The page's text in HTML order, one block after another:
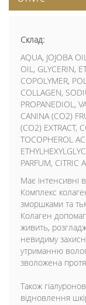
Склад:
AQUA, JOJOBA
OIL, GLYCERIN,
COPOLYMER,
COLLAGEN,
PROPANEDIOL,
CANINA (CO2)
(CO2) EXTRACT,
TOCOPHEROL
PARFUM, CITRIC
Має інтенсивні
Комплекс
зморшками та
Колаген
живить,
невидиму
утриманню
зволожена
Також
відновлення